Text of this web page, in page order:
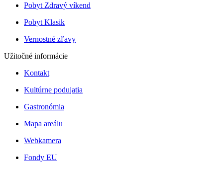
Pobyt Zdravý víkend
Pobyt Klasik
Vernostné zľavy
Užitočné informácie
Kontakt
Kultúrne podujatia
Gastronómia
Mapa areálu
Webkamera
Fondy EU